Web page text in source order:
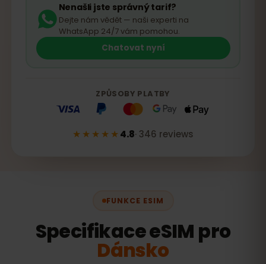
Nenašli jste správný tarif?
Dejte nám vědět — naši experti na
WhatsApp 24/7 vám pomohou.
Chatovat nyní
ZPŮSOBY PLATBY
★★★★★4.8· 346 reviews
FUNKCE ESIM
Specifikace eSIM pro
Dánsko